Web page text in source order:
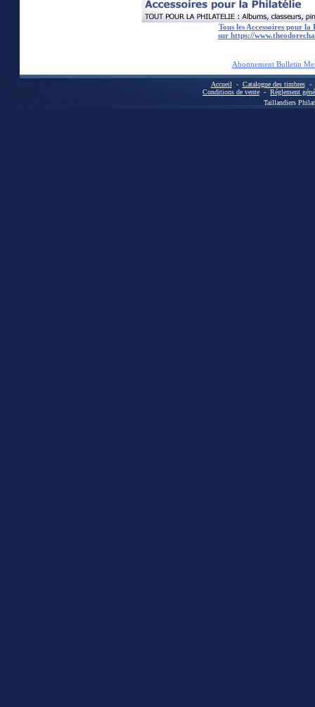
Tous les Accessoires pour la
sur https://
Abonnement Bulletin
Accueil - Catalogue des timbres-
Conditions de vente - Réglement
Taillandiers